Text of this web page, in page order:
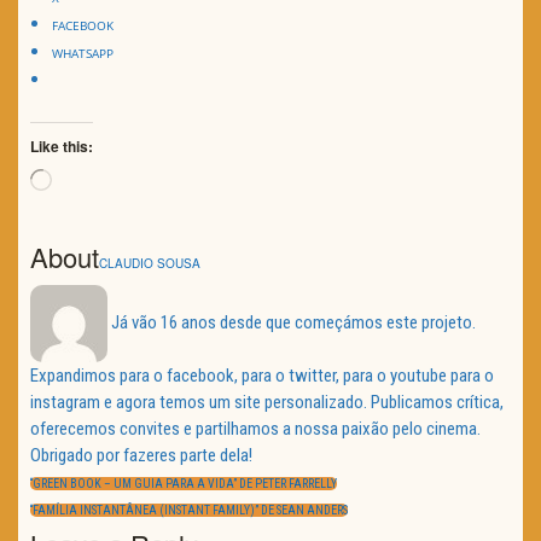
FACEBOOK
WHATSAPP
Like this:
Loading…
AboutCLAUDIO SOUSA
Já vão 16 anos desde que começámos este projeto.
Expandimos para o facebook, para o twitter, para o youtube para o
instagram e agora temos um site personalizado. Publicamos crítica,
oferecemos convites e partilhamos a nossa paixão pelo cinema.
Obrigado por fazeres parte dela!
Navegação
de
artigos
PREVIOUS
“GREEN BOOK – UM GUIA PARA A VIDA” DE PETER FARRELLY
NEXT
“FAMÍLIA INSTANTÂNEA (INSTANT FAMILY)” DE SEAN ANDERS